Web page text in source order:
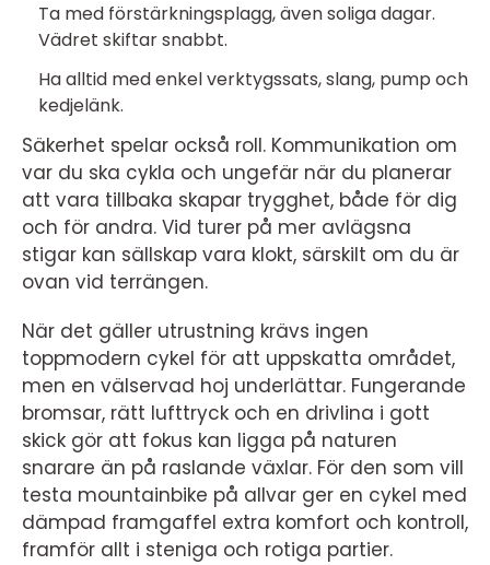
Ta med förstärkningsplagg, även soliga dagar.
Vädret skiftar snabbt.
Ha alltid med enkel verktygssats, slang, pump och
kedjelänk.
Säkerhet spelar också roll. Kommunikation om
var du ska cykla och ungefär när du planerar
att vara tillbaka skapar trygghet, både för dig
och för andra. Vid turer på mer avlägsna
stigar kan sällskap vara klokt, särskilt om du är
ovan vid terrängen.
När det gäller utrustning krävs ingen
toppmodern cykel för att uppskatta området,
men en välservad hoj underlättar. Fungerande
bromsar, rätt lufttryck och en drivlina i gott
skick gör att fokus kan ligga på naturen
snarare än på raslande växlar. För den som vill
testa mountainbike på allvar ger en cykel med
dämpad framgaffel extra komfort och kontroll,
framför allt i steniga och rotiga partier.